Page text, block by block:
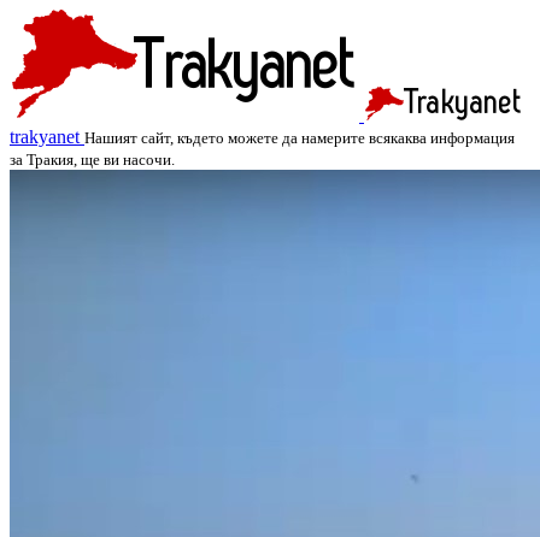
trakyanet Нашият сайт, където можете да намерите всякаква информация
за Тракия, ще ви насочи.